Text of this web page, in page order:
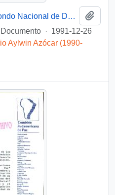
[Adjunta documento "El Fondo Nacional de Desarrollo Regional en el Presupuesto de 1992"]
Documento · 1991-12-26
Aylwin Azócar (1990-